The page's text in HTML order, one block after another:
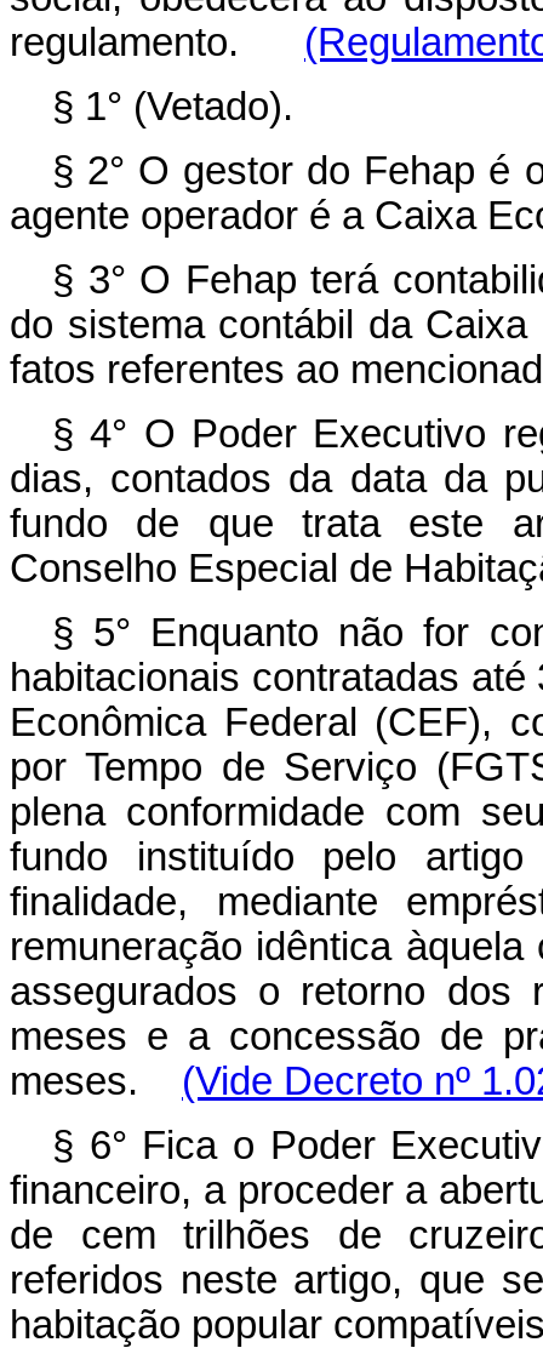
regulamento.
§ 1° (Vetado).
§ 2° O gestor do Fehap é
agente operador é a Caixa
§ 3° O Fehap terá
do sistema contábil da
fatos referentes ao
§ 4° O Poder Executivo
dias, contados da data da
fundo de que trata este
Conselho Especial de
§ 5° Enquanto não for
habitacionais contratadas
Econômica Federal (CEF),
por Tempo de Serviço
plena conformidade com
fundo instituído pelo
finalidade, mediante
remuneração idêntica
assegurados o retorno
meses e a concessão de
meses. (Vide Decreto nº
§ 6° Fica o Poder
financeiro, a proceder a
de cem trilhões de
referidos neste artigo, que
habitação popular